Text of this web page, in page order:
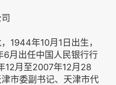
1944年10月1日出生，
6月出任中国人民银行行
12月至2007年12月28
市委副书记、天津市代